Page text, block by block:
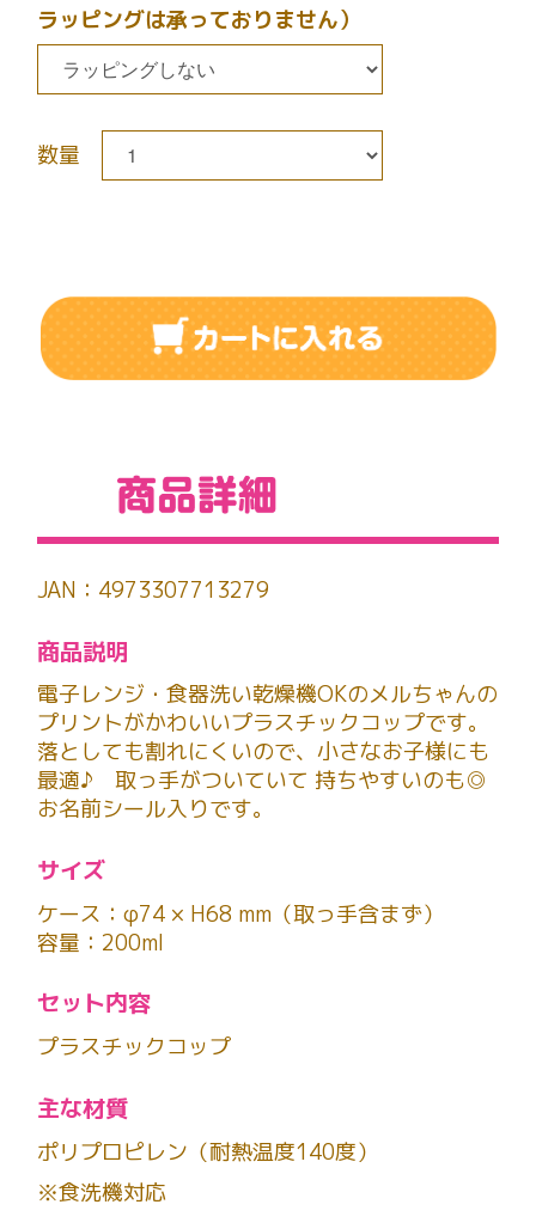
ラッピングは承っておりません）
数量
JAN：4973307713279
商品説明
電子レンジ・食器洗い乾燥機OKのメルちゃんの
プリントがかわいいプラスチックコップです。
落としても割れにくいので、小さなお子様にも
最適♪ 取っ手がついていて 持ちやすいのも◎
お名前シール入りです。
サイズ
ケース：φ74 × H68 mm（取っ手含まず）
容量：200ml
セット内容
プラスチックコップ
主な材質
ポリプロピレン（耐熱温度140度）
※食洗機対応